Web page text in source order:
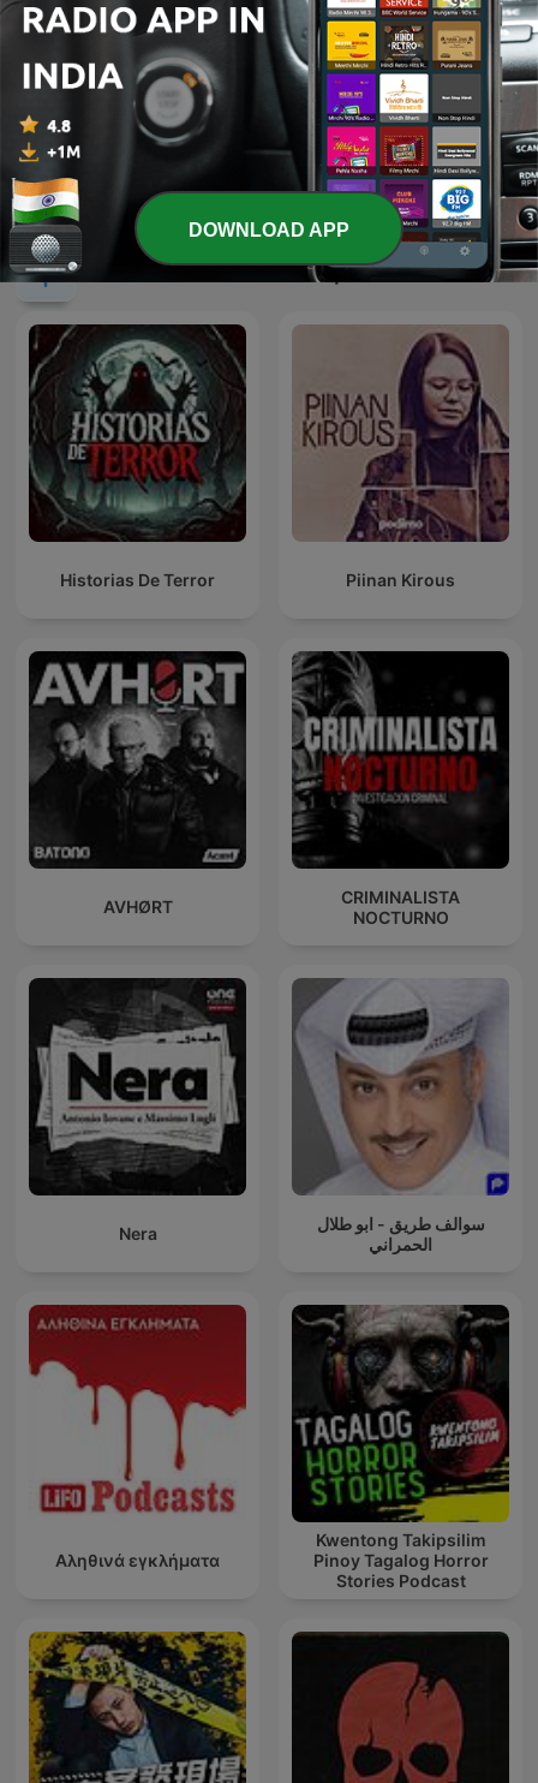
True Crime Documentary
International True Crime podcasts
Historias De Terror Piinan Kirous
AVHØRT
CRIMINALISTA
NOCTURNO
Nera
سوالف طريق - ابو طلال
الحمراني
Αληθινά εγκλήματα
Kwentong Takipsilim
Pinoy Tagalog Horror
Stories Podcast
DOWNLOAD APP